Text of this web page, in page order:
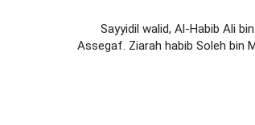
Sayyidil walid, Al-Habib Ali
Assegaf. Ziarah habib Soleh bin